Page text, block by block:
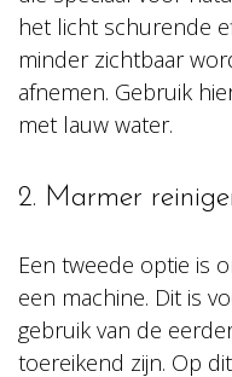
het licht schurende
minder zichtbaar
afnemen. Gebruik
met lauw water.
2. Marmer
Een tweede optie is
een machine. Dit is
gebruik van de
toereikend zijn. Op